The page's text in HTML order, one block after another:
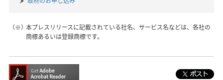
（※）本プレスリリースに記載されている社名、サービス名などは、各社の
商標あるいは登録商標です。